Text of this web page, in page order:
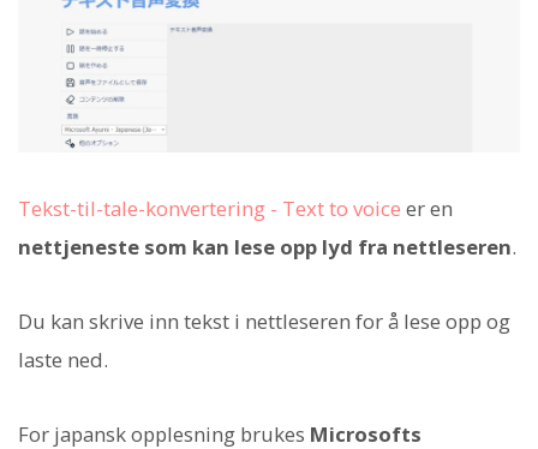
Tekst-til-tale-konvertering - Text to voice er en
nettjeneste som kan lese opp lyd fra nettleseren.
Du kan skrive inn tekst i nettleseren for å lese opp og
laste ned.
For japansk opplesning brukes Microsofts